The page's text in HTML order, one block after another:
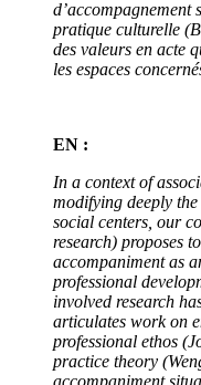
d’accompagnement
pratique culturelle
des valeurs en acte
les espaces
EN :
In a context of
modifying deeply
social centers, our
research) proposes
accompaniment as
professional
involved research
articulates work on
professional ethos
practice theory
accompaniment